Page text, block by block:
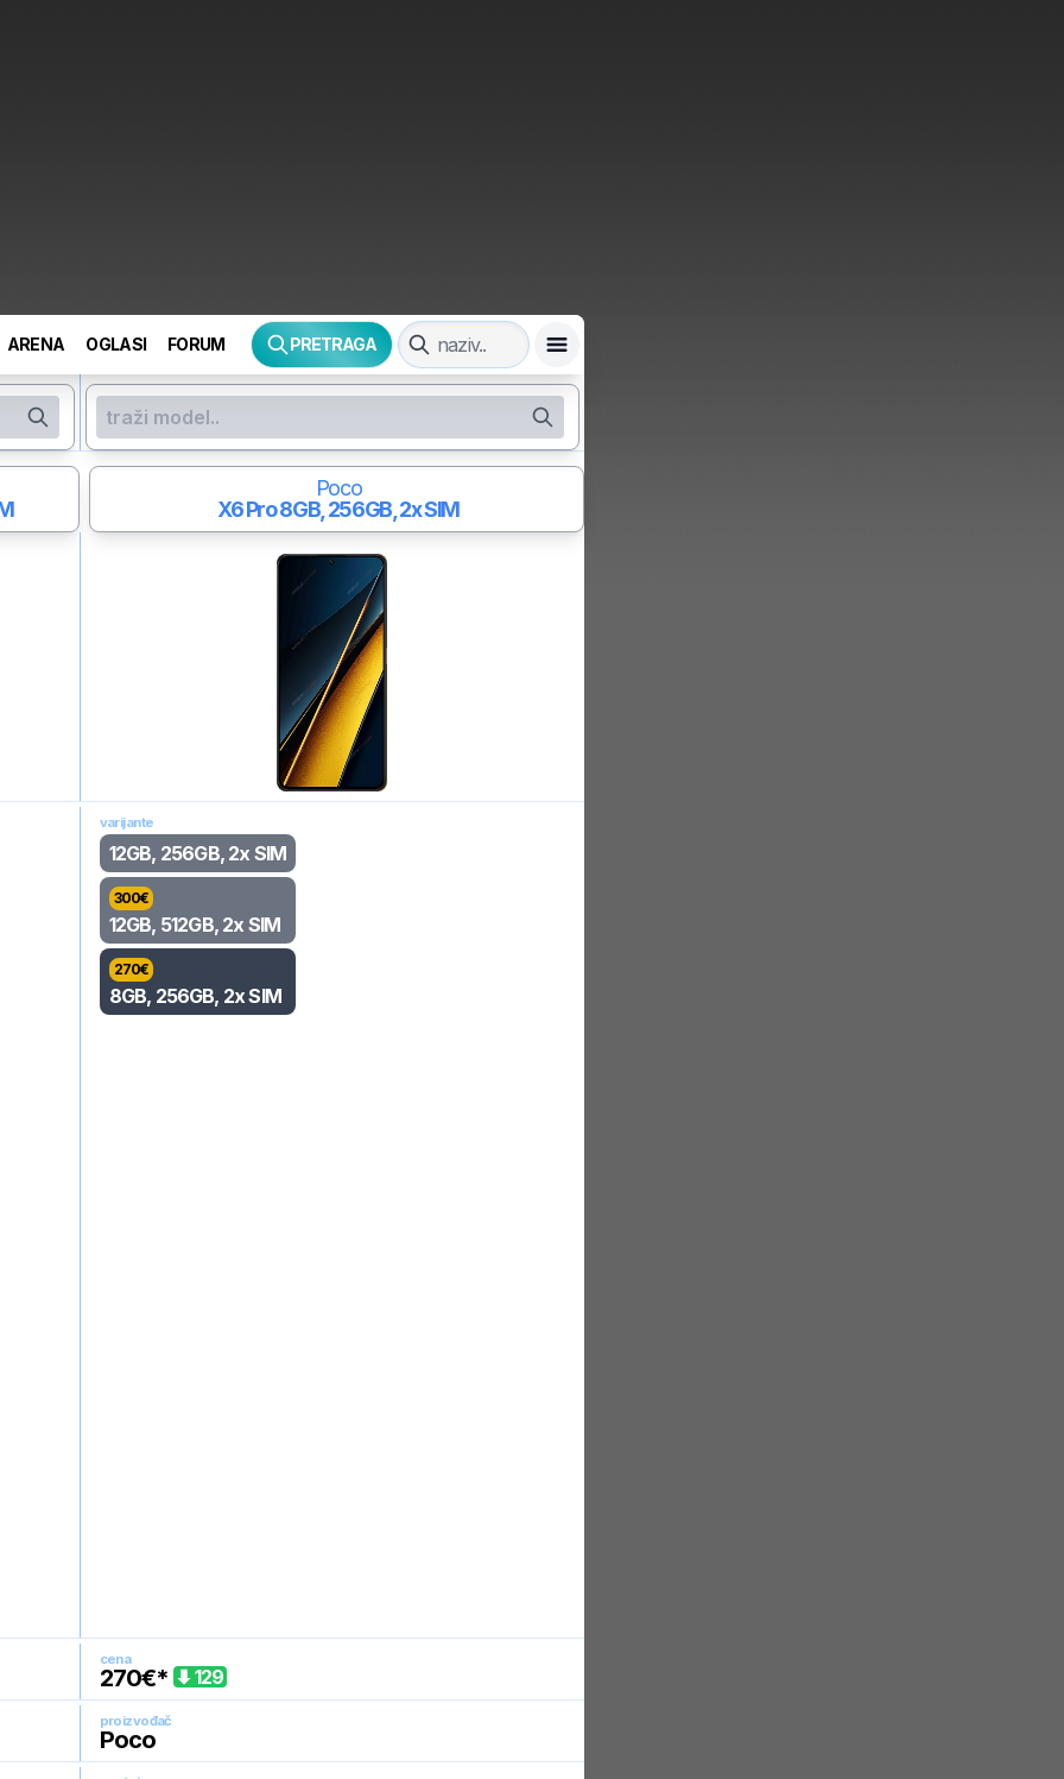
ARENA OGLASI FORUM PRETRAGA
Poco
X6 Pro8GB, 256GB, 2x SIM
varijante
12GB, 256GB, 2x SIM
300€
12GB, 512GB, 2x SIM
270€
8GB, 256GB, 2x SIM
cena
270€* 129
proizvođač
Poco